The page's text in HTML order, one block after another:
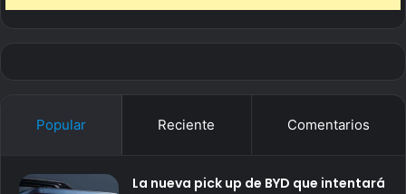
Popular Reciente Comentarios
La nueva pick up de BYD que intentará